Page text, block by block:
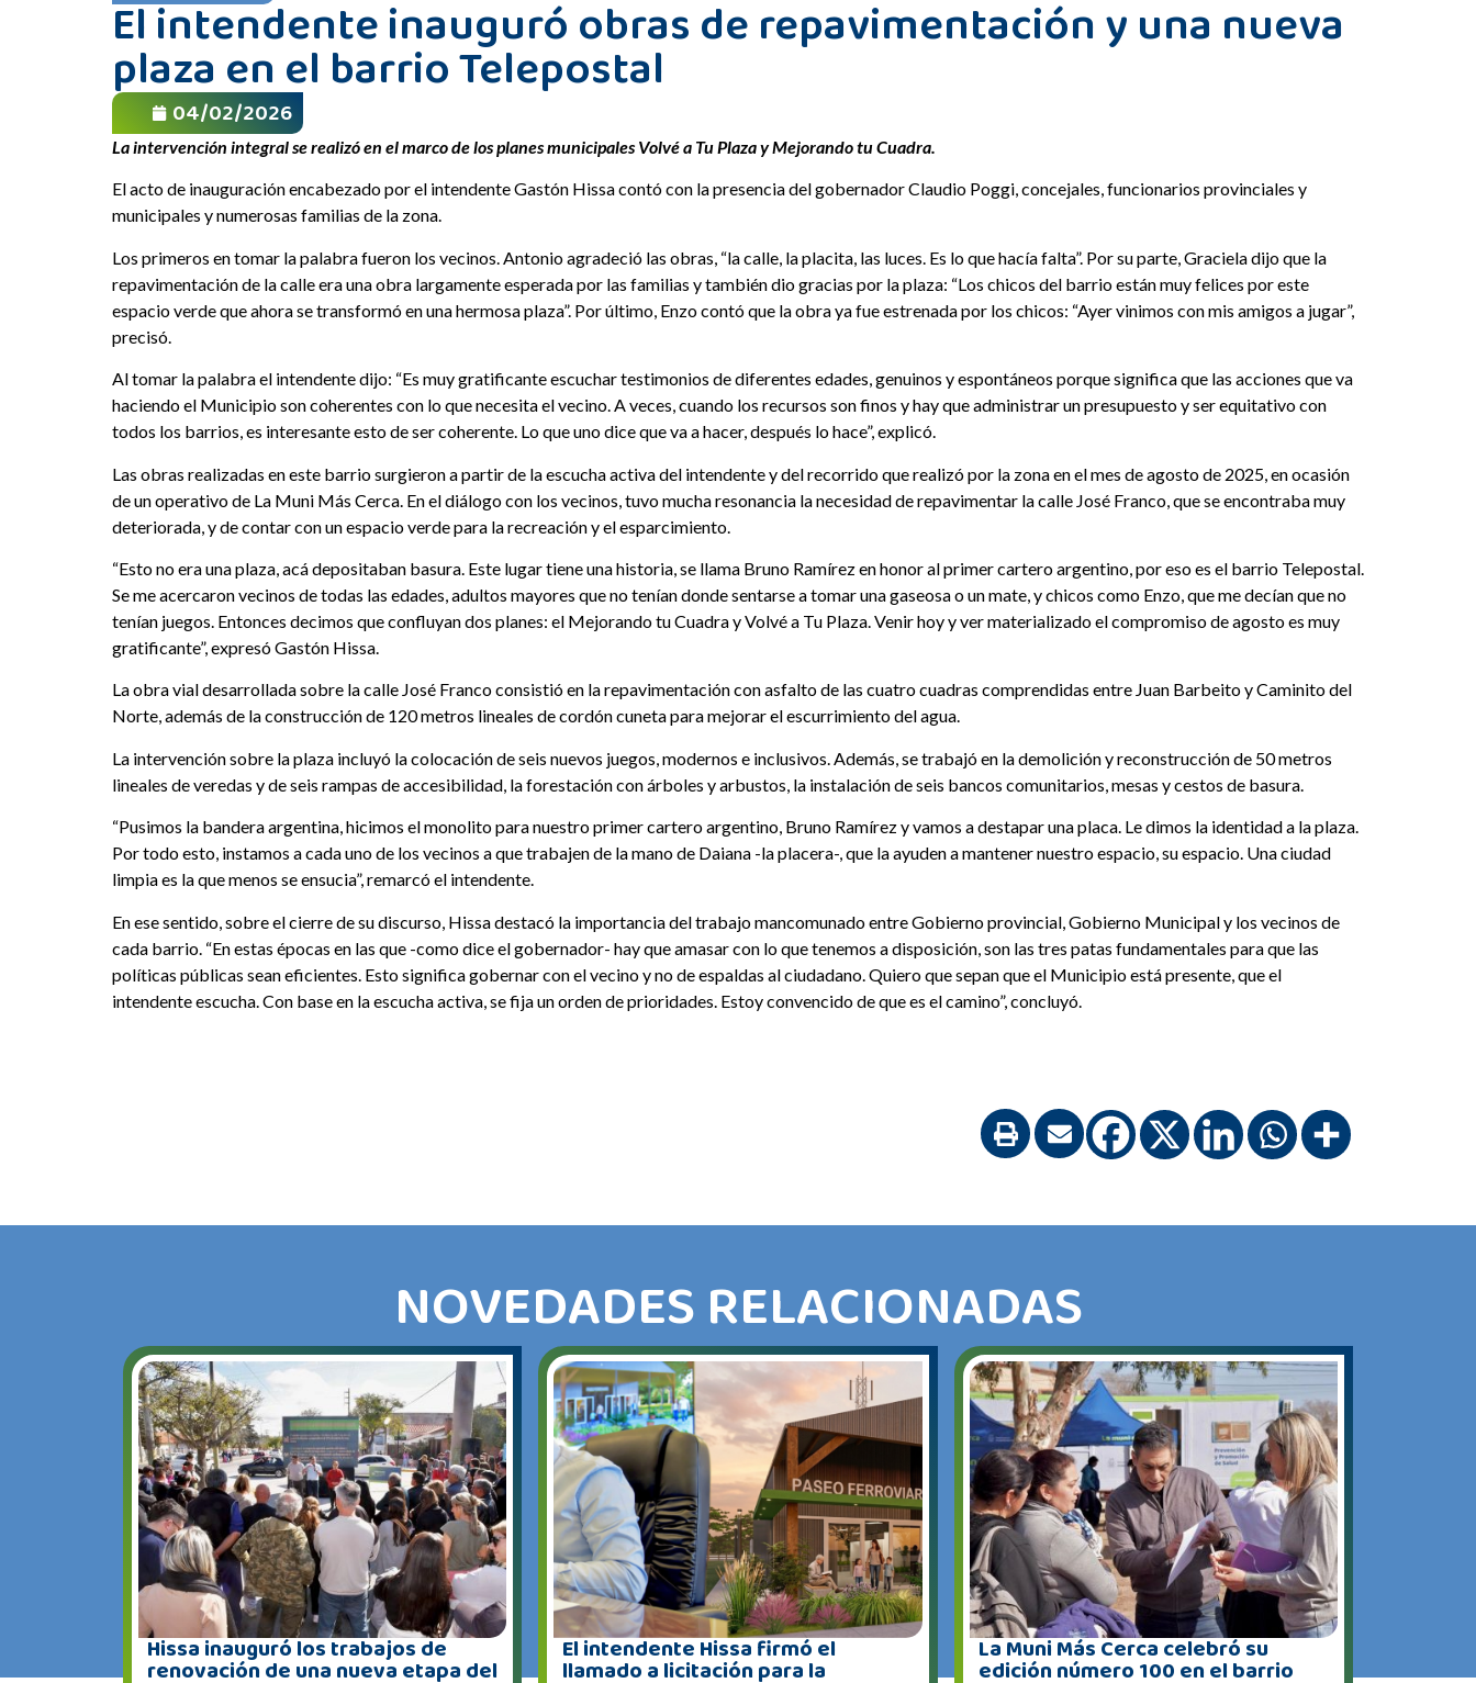
El intendente inauguró obras de repavimentación y una nueva
plaza en el barrio Telepostal
04/02/2026
La intervención integral se realizó en el marco de los planes municipales Volvé a Tu Plaza y Mejorando tu Cuadra.
El acto de inauguración encabezado por el intendente Gastón Hissa contó con la presencia del gobernador Claudio Poggi, concejales, funcionarios provinciales y
municipales y numerosas familias de la zona.
Los primeros en tomar la palabra fueron los vecinos. Antonio agradeció las obras, “la calle, la placita, las luces. Es lo que hacía falta”. Por su parte, Graciela dijo que la
repavimentación de la calle era una obra largamente esperada por las familias y también dio gracias por la plaza: “Los chicos del barrio están muy felices por este
espacio verde que ahora se transformó en una hermosa plaza”. Por último, Enzo contó que la obra ya fue estrenada por los chicos: “Ayer vinimos con mis amigos a jugar”,
precisó.
Al tomar la palabra el intendente dijo: “Es muy gratificante escuchar testimonios de diferentes edades, genuinos y espontáneos porque significa que las acciones que va
haciendo el Municipio son coherentes con lo que necesita el vecino. A veces, cuando los recursos son finos y hay que administrar un presupuesto y ser equitativo con
todos los barrios, es interesante esto de ser coherente. Lo que uno dice que va a hacer, después lo hace”, explicó.
Las obras realizadas en este barrio surgieron a partir de la escucha activa del intendente y del recorrido que realizó por la zona en el mes de agosto de 2025, en ocasión
de un operativo de La Muni Más Cerca. En el diálogo con los vecinos, tuvo mucha resonancia la necesidad de repavimentar la calle José Franco, que se encontraba muy
deteriorada, y de contar con un espacio verde para la recreación y el esparcimiento.
“Esto no era una plaza, acá depositaban basura. Este lugar tiene una historia, se llama Bruno Ramírez en honor al primer cartero argentino, por eso es el barrio Telepostal.
Se me acercaron vecinos de todas las edades, adultos mayores que no tenían donde sentarse a tomar una gaseosa o un mate, y chicos como Enzo, que me decían que no
tenían juegos. Entonces decimos que confluyan dos planes: el Mejorando tu Cuadra y Volvé a Tu Plaza. Venir hoy y ver materializado el compromiso de agosto es muy
gratificante”, expresó Gastón Hissa.
La obra vial desarrollada sobre la calle José Franco consistió en la repavimentación con asfalto de las cuatro cuadras comprendidas entre Juan Barbeito y Caminito del
Norte, además de la construcción de 120 metros lineales de cordón cuneta para mejorar el escurrimiento del agua.
La intervención sobre la plaza incluyó la colocación de seis nuevos juegos, modernos e inclusivos. Además, se trabajó en la demolición y reconstrucción de 50 metros
lineales de veredas y de seis rampas de accesibilidad, la forestación con árboles y arbustos, la instalación de seis bancos comunitarios, mesas y cestos de basura.
“Pusimos la bandera argentina, hicimos el monolito para nuestro primer cartero argentino, Bruno Ramírez y vamos a destapar una placa. Le dimos la identidad a la plaza.
Por todo esto, instamos a cada uno de los vecinos a que trabajen de la mano de Daiana -la placera-, que la ayuden a mantener nuestro espacio, su espacio. Una ciudad
limpia es la que menos se ensucia”, remarcó el intendente.
En ese sentido, sobre el cierre de su discurso, Hissa destacó la importancia del trabajo mancomunado entre Gobierno provincial, Gobierno Municipal y los vecinos de
cada barrio. “En estas épocas en las que -como dice el gobernador- hay que amasar con lo que tenemos a disposición, son las tres patas fundamentales para que las
políticas públicas sean eficientes. Esto significa gobernar con el vecino y no de espaldas al ciudadano. Quiero que sepan que el Municipio está presente, que el
intendente escucha. Con base en la escucha activa, se fija un orden de prioridades. Estoy convencido de que es el camino”, concluyó.
NOVEDADES RELACIONADAS
Hissa inauguró los trabajos de
renovación de una nueva etapa del
El intendente Hissa firmó el
llamado a licitación para la
La Muni Más Cerca celebró su
edición número 100 en el barrio